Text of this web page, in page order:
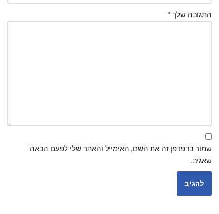
התגובה שלך *
שמור בדפדפן זה את השם, האימייל והאתר שלי לפעם הבאה
שאגיב.